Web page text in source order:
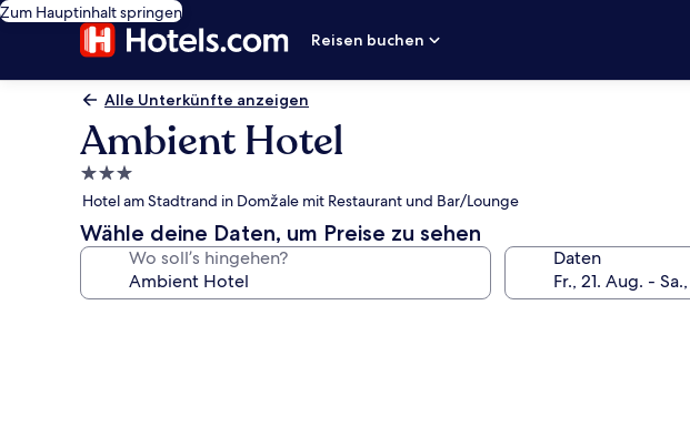
Zum Hauptinhalt springen
Reisen buchen
Alle Unterkünfte anzeigen
Ambient Hotel
3.0-
Sterne-
Unterkunft
Hotel am Stadtrand in Domžale mit Restaurant und Bar/Lounge
Wähle deine Daten, um Preise zu sehen
Wo soll’s hingehen? Daten